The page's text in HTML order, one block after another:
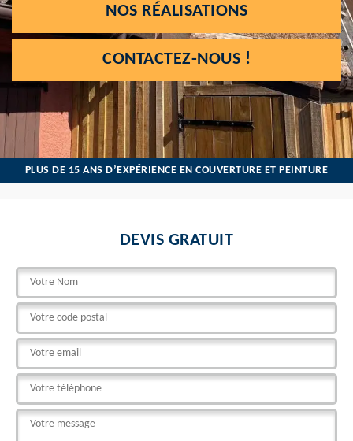
NOS RÉALISATIONS
CONTACTEZ-NOUS !
PLUS DE 15 ANS D’EXPÉRIENCE EN COUVERTURE ET PEINTURE
DEVIS GRATUIT